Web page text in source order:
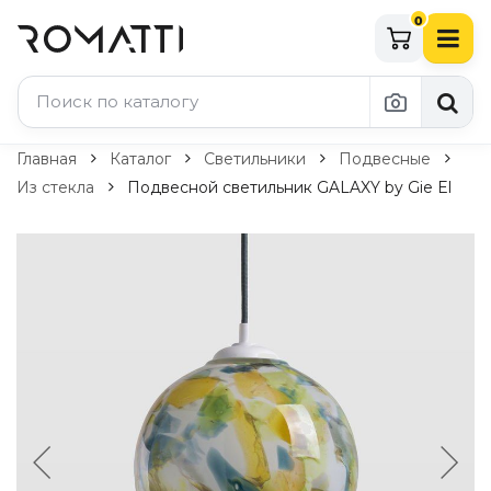
0
Каталог Romatti
Бра и настенные светильники
Технический свет
Уличное освещение
Комплектующие
Главная Каталог Светильники
Подвесные
Из стекла
Подвесной светильник GALAXY by Gie El